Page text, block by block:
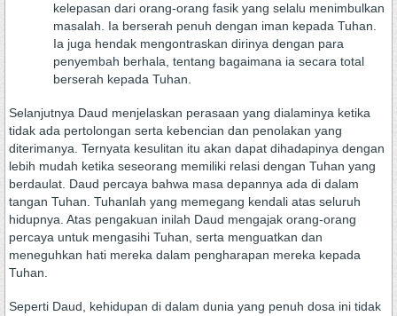
kelepasan dari orang-orang fasik yang selalu menimbulkan
masalah. Ia berserah penuh dengan iman kepada Tuhan.
Ia juga hendak mengontraskan dirinya dengan para
penyembah berhala, tentang bagaimana ia secara total
berserah kepada Tuhan.
Selanjutnya Daud menjelaskan perasaan yang dialaminya ketika
tidak ada pertolongan serta kebencian dan penolakan yang
diterimanya. Ternyata kesulitan itu akan dapat dihadapinya dengan
lebih mudah ketika seseorang memiliki relasi dengan Tuhan yang
berdaulat. Daud percaya bahwa masa depannya ada di dalam
tangan Tuhan. Tuhanlah yang memegang kendali atas seluruh
hidupnya. Atas pengakuan inilah Daud mengajak orang-orang
percaya untuk mengasihi Tuhan, serta menguatkan dan
meneguhkan hati mereka dalam pengharapan mereka kepada
Tuhan.
Seperti Daud, kehidupan di dalam dunia yang penuh dosa ini tidak